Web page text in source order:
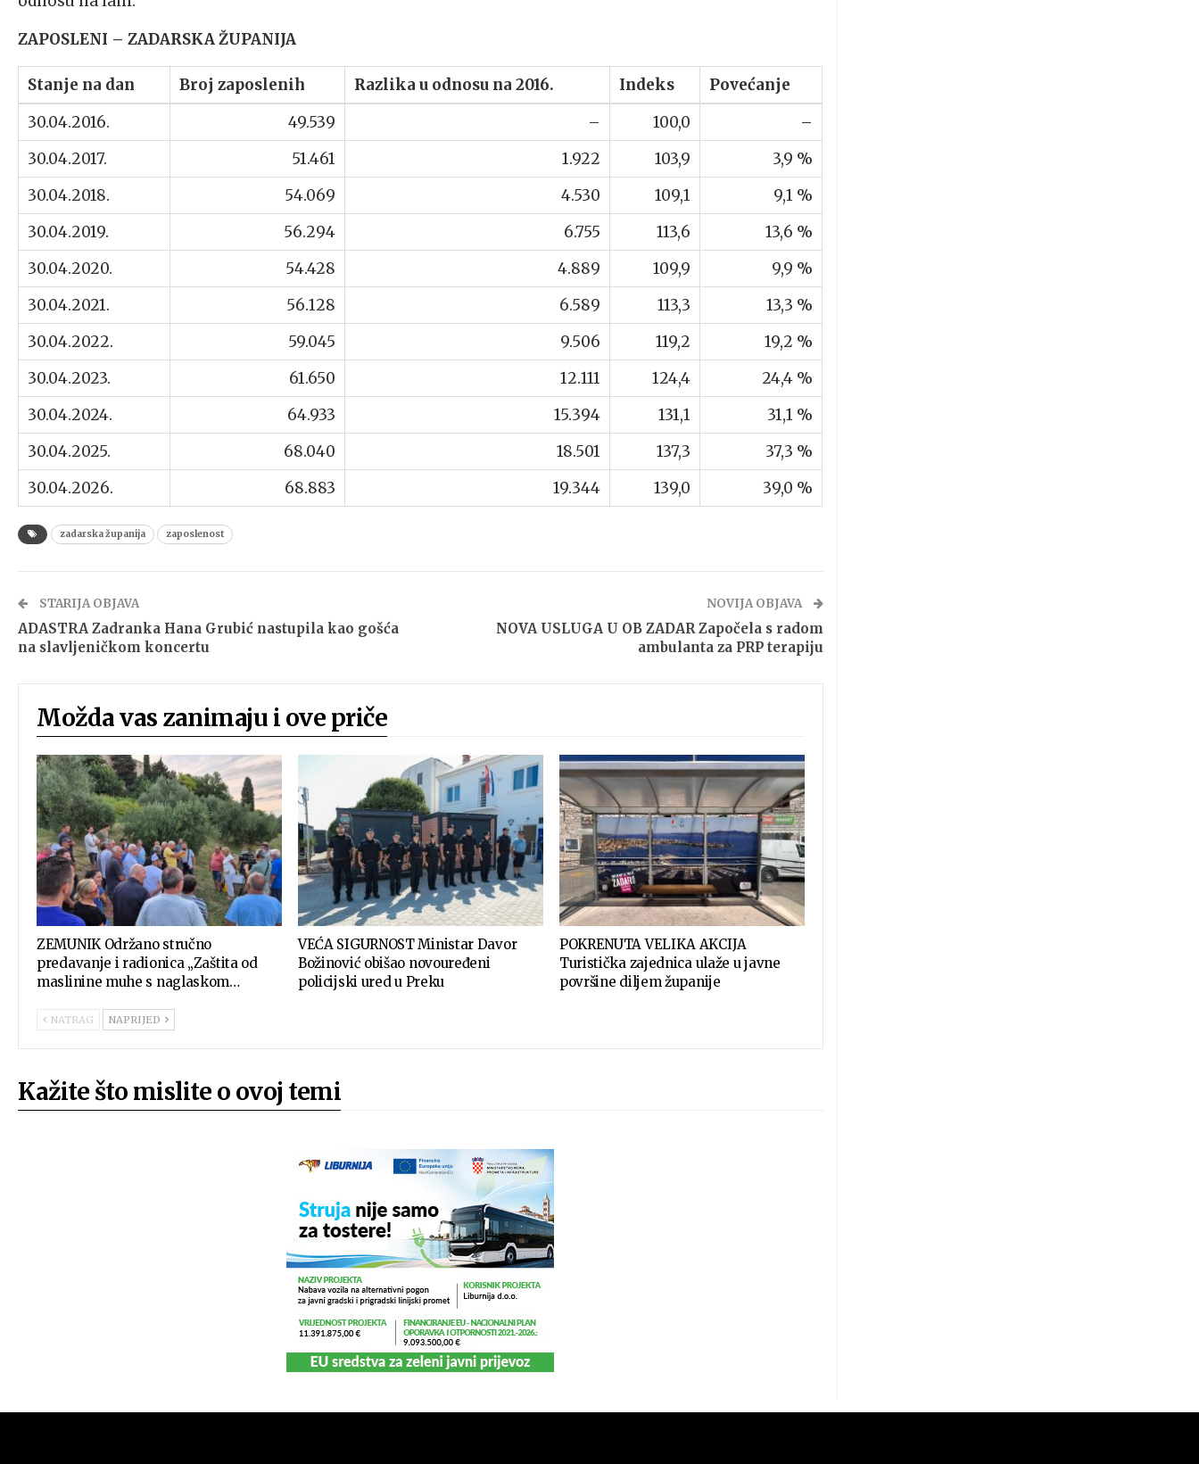
ZAPOSLENI – ZADARSKA ŽUPANIJA
Stanje na dan Broj zaposlenih Razlika u odnosu na 2016. Indeks
Povećanje
30.04.2016.
49.539 – 100,0
–
30.04.2017.
51.461 1.922 103,9
3,9 %
30.04.2018.
54.069 4.530 109,1
9,1 %
30.04.2019.
56.294 6.755 113,6
13,6 %
30.04.2020.
54.428 4.889 109,9
9,9 %
30.04.2021.
56.128 6.589 113,3
13,3 %
30.04.2022.
59.045 9.506 119,2
19,2 %
30.04.2023.
61.650 12.111 124,4
24,4 %
30.04.2024.
64.933 15.394 131,1
31,1 %
30.04.2025.
68.040 18.501 137,3
37,3 %
30.04.2026.
68.883 19.344 139,0 39,0 %
zadarska županija zaposlenost
STARIJA OBJAVA
ADASTRA Zadranka Hana Grubić nastupila kao gošća
na slavljeničkom koncertu
NOVIJA OBJAVA
NOVA USLUGA U OB ZADAR Započela s radom
ambulanta za PRP terapiju
Možda vas zanimaju i ove priče
ZEMUNIK Održano stručno
predavanje i radionica „Zaštita od
maslinine muhe s naglaskom…
VEĆA SIGURNOST Ministar Davor
Božinović obišao novouređeni
policijski ured u Preku
POKRENUTA VELIKA AKCIJA
Turistička zajednica ulaže u javne
površine diljem županije
NATRAG NAPRIJED
Kažite što mislite o ovoj temi